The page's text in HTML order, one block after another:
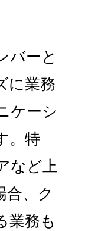
バーと
に業務
ケーシ
。特
など上
合、ク
業務も